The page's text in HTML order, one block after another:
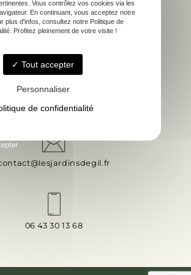
06 43 30 13 68
Vous contrôlez vos cookies via les
En continuant, vous acceptez notre
plus d'infos, consultez notre Politique de
Profitez pleinement de votre visite !
Tout accepter
Personnaliser
de confidentialité